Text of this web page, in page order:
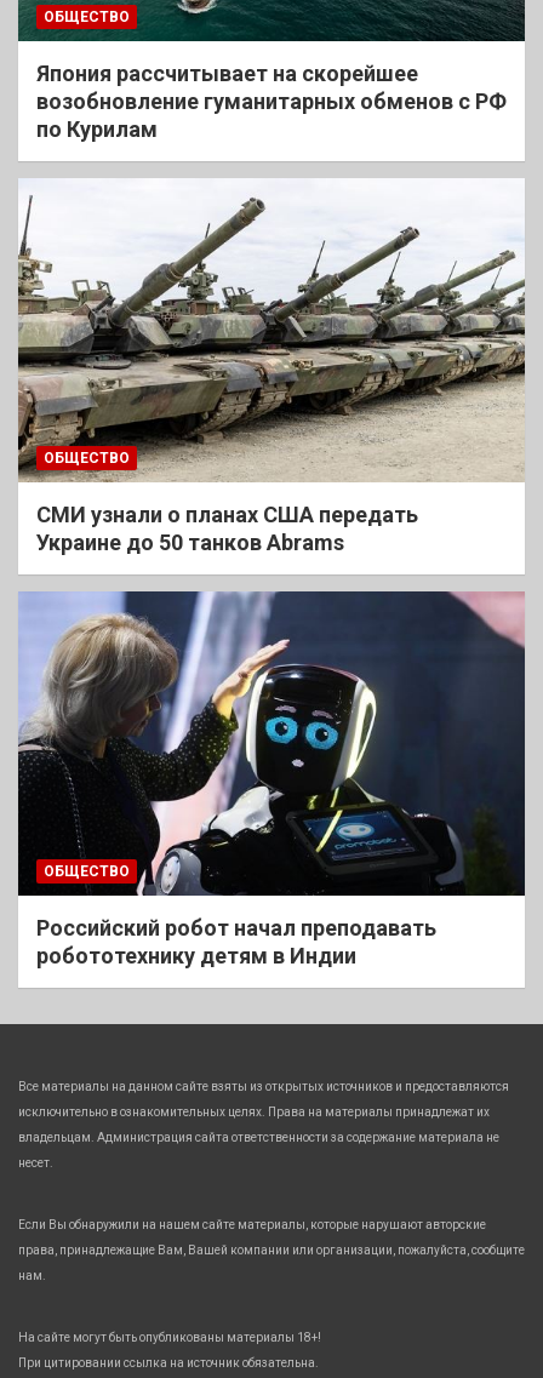
ОБЩЕСТВО
Япония рассчитывает на скорейшее
возобновление гуманитарных обменов с РФ
по Курилам
ОБЩЕСТВО
СМИ узнали о планах США передать
Украине до 50 танков Abrams
ОБЩЕСТВО
Российский робот начал преподавать
робототехнику детям в Индии
Все материалы на данном сайте взяты из открытых источников и предоставляются
исключительно в ознакомительных целях. Права на материалы принадлежат их
владельцам. Администрация сайта ответственности за содержание материала не
несет.
Если Вы обнаружили на нашем сайте материалы, которые нарушают авторские
права, принадлежащие Вам, Вашей компании или организации, пожалуйста, сообщите
нам.
На сайте могут быть опубликованы материалы 18+!
При цитировании ссылка на источник обязательна.